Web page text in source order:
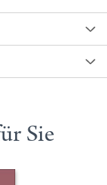
Sie